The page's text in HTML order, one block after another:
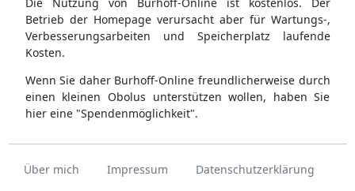
Betrieb der Homepage verursacht aber für Wartungs-,
Verbesserungsarbeiten und Speicherplatz laufende
Kosten.
Wenn Sie daher Burhoff-Online freundlicherweise durch
einen kleinen Obolus unterstützen wollen, haben Sie
hier eine "Spendenmöglichkeit".
Über mich Impressum Datenschutzerklärung